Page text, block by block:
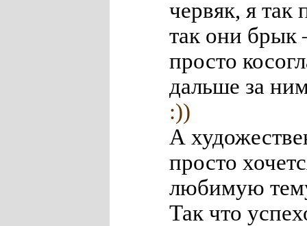
червяк, я так
так они брык
просто
дальше за
:))
А
просто
любимую
Так что